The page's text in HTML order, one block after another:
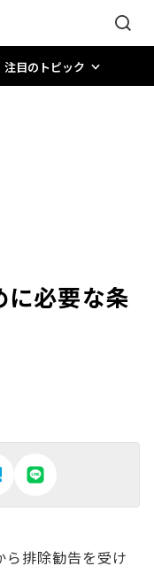
注目のトピック
に必要な条
排除勧告を受け